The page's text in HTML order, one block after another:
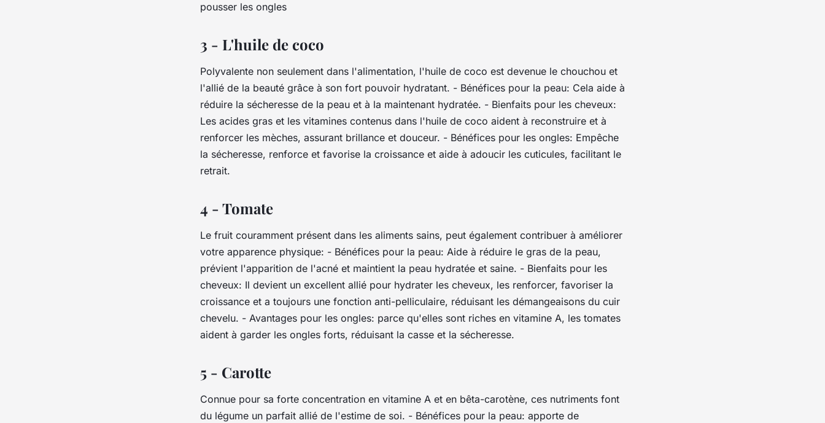
pousser les ongles
3 - L'huile de coco
Polyvalente non seulement dans l'alimentation, l'huile de coco est devenue le chouchou et
l'allié de la beauté grâce à son fort pouvoir hydratant. - Bénéfices pour la peau: Cela aide à
réduire la sécheresse de la peau et à la maintenant hydratée. - Bienfaits pour les cheveux:
Les acides gras et les vitamines contenus dans l'huile de coco aident à reconstruire et à
renforcer les mèches, assurant brillance et douceur. - Bénéfices pour les ongles: Empêche
la sécheresse, renforce et favorise la croissance et aide à adoucir les cuticules, facilitant le
retrait.
4 - Tomate
Le fruit couramment présent dans les aliments sains, peut également contribuer à améliorer
votre apparence physique: - Bénéfices pour la peau: Aide à réduire le gras de la peau,
prévient l'apparition de l'acné et maintient la peau hydratée et saine. - Bienfaits pour les
cheveux: Il devient un excellent allié pour hydrater les cheveux, les renforcer, favoriser la
croissance et a toujours une fonction anti-pelliculaire, réduisant les démangeaisons du cuir
chevelu. - Avantages pour les ongles: parce qu'elles sont riches en vitamine A, les tomates
aident à garder les ongles forts, réduisant la casse et la sécheresse.
5 - Carotte
Connue pour sa forte concentration en vitamine A et en bêta-carotène, ces nutriments font
du légume un parfait allié de l'estime de soi. - Bénéfices pour la peau: apporte de